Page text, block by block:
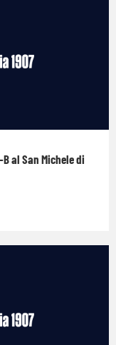
al San Michele di